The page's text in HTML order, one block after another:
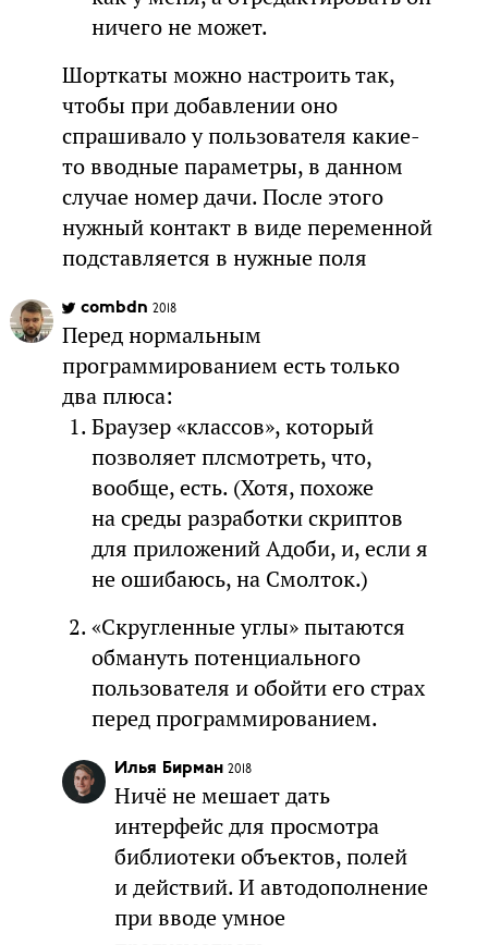
ничего не может.
Шорткаты можно настроить так,
чтобы при добавлении оно
спрашивало у пользователя какие-
то вводные параметры, в данном
случае номер дачи. После этого
нужный контакт в виде переменной
подставляется в нужные поля
combdn 2018
Перед нормальным
программированием есть только
два плюса:
Браузер «классов», который
позволяет плсмотреть, что,
вообще, есть. (Хотя, похоже
на среды разработки скриптов
для приложений Адоби, и, если я
не ошибаюсь, на Смолток.)
«Скругленные углы» пытаются
обмануть потенциального
пользователя и обойти его страх
перед программированием.
Илья Бирман 2018
Ничё не мешает дать
интерфейс для просмотра
библиотеки объектов, полей
и действий. И автодополнение
при вводе умное